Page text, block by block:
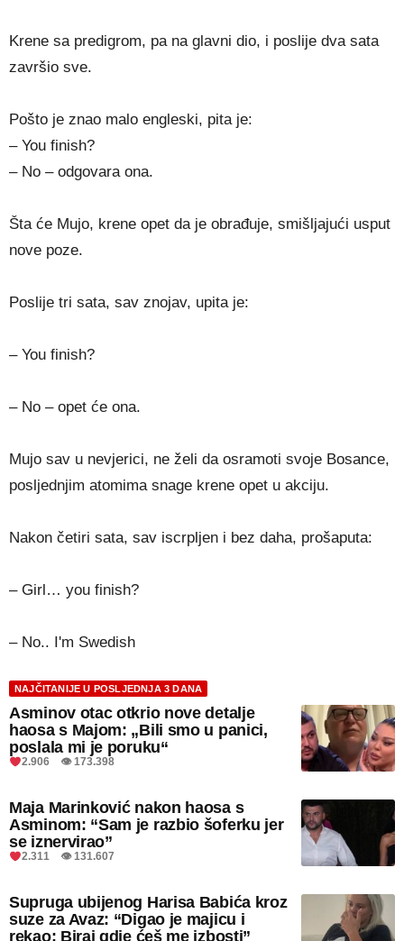
Krene sa predigrom, pa na glavni dio, i poslije dva sata
završio sve.
Pošto je znao malo engleski, pita je:
– You finish?
– No – odgovara ona.
Šta će Mujo, krene opet da je obrađuje, smišljajući usput
nove poze.
Poslije tri sata, sav znojav, upita je:
– You finish?
– No – opet će ona.
Mujo sav u nevjerici, ne želi da osramoti svoje Bosance,
posljednjim atomima snage krene opet u akciju.
Nakon četiri sata, sav iscrpljen i bez daha, prošaputa:
– Girl… you finish?
– No.. I'm Swedish
NAJČITANIJE U POSLJEDNJA 3 DANA
Asminov otac otkrio nove detalje
haosa s Majom: „Bili smo u panici,
poslala mi je poruku“
2.906 👁 173.398
Maja Marinković nakon haosa s
Asminom: “Sam je razbio šoferku jer
se iznervirao”
2.311 👁 131.607
Supruga ubijenog Harisa Babića kroz
suze za Avaz: “Digao je majicu i
rekao: Biraj gdje ćeš me izbosti”